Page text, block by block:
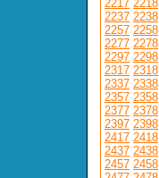
2217 2218
2237 2238
2257 2258
2277 2278
2297 2298
2317 2318
2337 2338
2357 2358
2377 2378
2397 2398
2417 2418
2437 2438
2457 2458